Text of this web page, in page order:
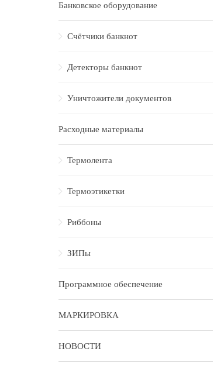
Банковское оборудование
Счётчики банкнот
Детекторы банкнот
Уничтожители документов
Расходные материалы
Термолента
Термоэтикетки
Риббоны
ЗИПы
Программное обеспечение
МАРКИРОВКА
НОВОСТИ